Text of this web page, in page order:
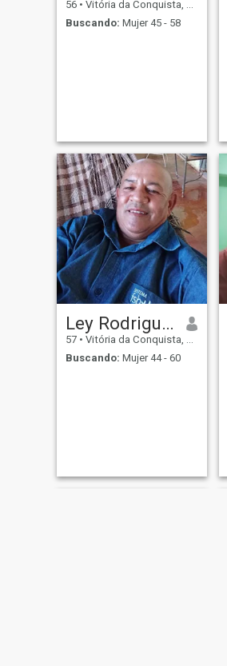
56 • Vitória da Conquista, Bahia, Brasil
Buscando: Mujer 45 - 58
Ley Rodrigues Costa
57 • Vitória da Conquista, Bahia, Brasil
Buscando: Mujer 44 - 60